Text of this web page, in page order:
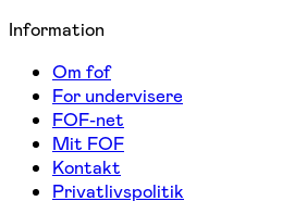
Information
Om fof
For undervisere
FOF-net
Mit FOF
Kontakt
Privatlivspolitik